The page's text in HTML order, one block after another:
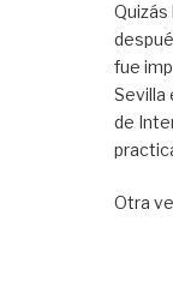
fue
Sevilla
de
Otra